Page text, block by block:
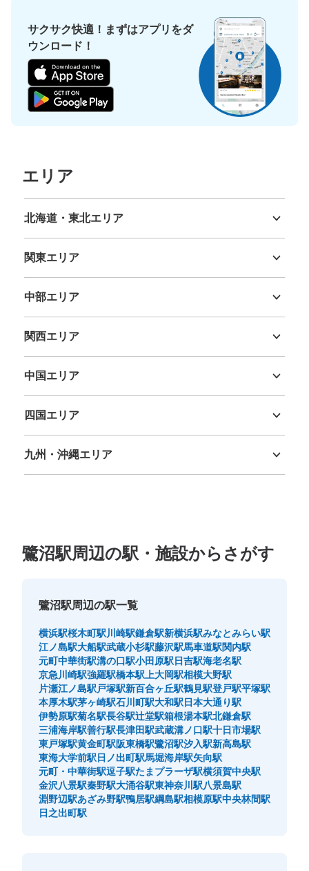
サクサク快適！まずはアプリをダ
ウンロード！
エリア
北海道・東北エリア
関東エリア
中部エリア
関西エリア
中国エリア
四国エリア
九州・沖縄エリア
鷺沼駅周辺の駅・施設からさがす
鷺沼駅周辺の駅一覧
横浜駅桜木町駅川崎駅鎌倉駅新横浜駅みなとみらい駅
江ノ島駅大船駅武蔵小杉駅藤沢駅馬車道駅関内駅
元町中華街駅溝の口駅小田原駅日吉駅海老名駅
京急川崎駅強羅駅橋本駅 上大岡駅相模大野駅
片瀬江ノ島駅 戸塚駅新百合ヶ丘駅鶴見駅登戸駅平塚駅
本厚木駅茅ヶ崎駅石川町駅大和駅日本大通り駅
伊勢原駅菊名駅長谷駅辻堂駅箱根湯本駅北鎌倉駅
三浦海岸駅善行駅長津田駅武蔵溝ノ口駅十日市場駅
東戸塚駅黄金町駅阪東橋駅鷺沼駅汐入駅新高島駅
東海大学前駅日ノ出町駅馬堀海岸駅矢向駅
元町・中華街駅逗子駅たまプラーザ駅横須賀中央駅
金沢八景駅秦野駅大涌谷駅東神奈川駅八景島駅
淵野辺駅あざみ野駅鴨居駅綱島駅相模原駅中央林間駅
日之出町駅